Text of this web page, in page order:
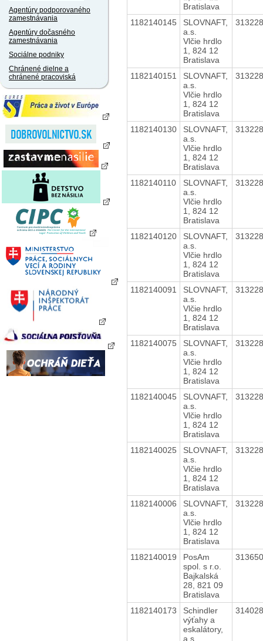
Agentúry podporovaného
zamestnávania
Agentúry dočasného
zamestnávania
Sociálne podniky
Chránené dielne a
chránené pracoviská
Bratislava
1182140145
SLOVNAFT,
a.s.
Vlčie hrdlo
1, 824 12
Bratislava
1182140151
SLOVNAFT,
a.s.
Vlčie hrdlo
1, 824 12
Bratislava
1182140130
SLOVNAFT,
a.s.
Vlčie hrdlo
1, 824 12
Bratislava
1182140110
SLOVNAFT,
a.s.
Vlčie hrdlo
1, 824 12
Bratislava
1182140120
SLOVNAFT,
a.s.
Vlčie hrdlo
1, 824 12
Bratislava
1182140091
SLOVNAFT,
a.s.
Vlčie hrdlo
1, 824 12
Bratislava
1182140075
SLOVNAFT,
a.s.
Vlčie hrdlo
1, 824 12
Bratislava
1182140045
SLOVNAFT,
a.s.
Vlčie hrdlo
1, 824 12
Bratislava
1182140025
SLOVNAFT,
a.s.
Vlčie hrdlo
1, 824 12
Bratislava
1182140006
SLOVNAFT,
a.s.
Vlčie hrdlo
1, 824 12
Bratislava
1182140019
PosAm
spol. s r.o.
Bajkalská
28, 821 09
Bratislava
1182140173
Schindler
výťahy a
eskalátory,
a.s.